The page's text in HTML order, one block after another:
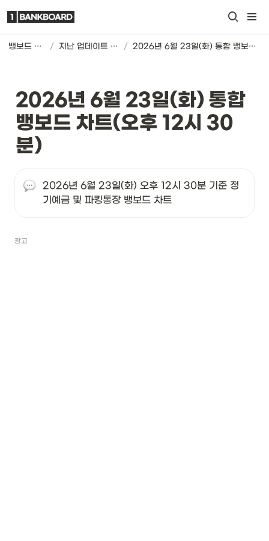
뱅보드 차트 / 지난 업데이트 기록 / 2026년 6월 23일(화) 통합 뱅보드 차트(오후 12시 30분)
2026년 6월 23일(화) 통합
뱅보드 차트(오후 12시 30
분)
2026년 6월 23일(화) 오후 12시 30분 기준 정
기예금 및 파킹통장 뱅보드 차트
광고